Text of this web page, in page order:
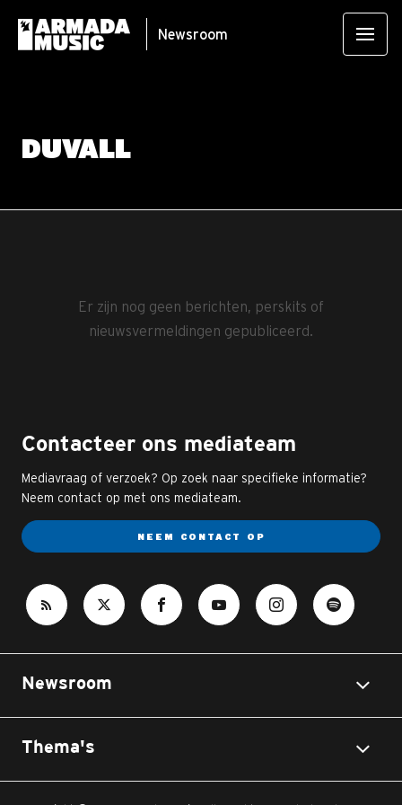
Newsroom
DUVALL
Er zijn nog geen berichten, perskits of
nieuwsvermeldingen gepubliceerd.
Contacteer ons mediateam
Mediavraag of verzoek? Op zoek naar specifieke informatie?
Neem contact op met ons mediateam.
NEEM CONTACT OP
Newsroom
Thema's